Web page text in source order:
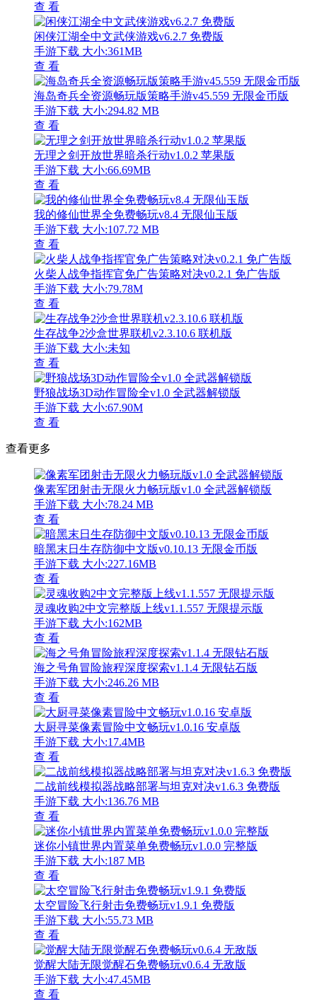
查 看
闲侠江湖全中文武侠游戏v6.2.7 免费版
手游下载 大小:361MB
查 看
海岛奇兵全资源畅玩版策略手游v45.559 无限金币版
手游下载 大小:294.82 MB
查 看
无理之剑开放世界暗杀行动v1.0.2 苹果版
手游下载 大小:66.69MB
查 看
我的修仙世界全免费畅玩v8.4 无限仙玉版
手游下载 大小:107.72 MB
查 看
火柴人战争指挥官免广告策略对决v0.2.1 免广告版
手游下载 大小:79.78M
查 看
生存战争2沙盒世界联机v2.3.10.6 联机版
手游下载 大小:未知
查 看
野狼战场3D动作冒险全v1.0 全武器解锁版
手游下载 大小:67.90M
查 看
查看更多
像素军团射击无限火力畅玩版v1.0 全武器解锁版
手游下载 大小:78.24 MB
查 看
暗黑末日生存防御中文版v0.10.13 无限金币版
手游下载 大小:227.16MB
查 看
灵魂收购2中文完整版上线v1.1.557 无限提示版
手游下载 大小:162MB
查 看
海之号角冒险旅程深度探索v1.1.4 无限钻石版
手游下载 大小:246.26 MB
查 看
大厨寻菜像素冒险中文畅玩v1.0.16 安卓版
手游下载 大小:17.4MB
查 看
二战前线模拟器战略部署与坦克对决v1.6.3 免费版
手游下载 大小:136.76 MB
查 看
迷你小镇世界内置菜单免费畅玩v1.0.0 完整版
手游下载 大小:187 MB
查 看
太空冒险飞行射击免费畅玩v1.9.1 免费版
手游下载 大小:55.73 MB
查 看
觉醒大陆无限觉醒石免费畅玩v0.6.4 无敌版
手游下载 大小:47.45MB
查 看